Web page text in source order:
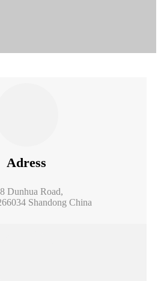
Adress
Dunhua Road,
Shandong China